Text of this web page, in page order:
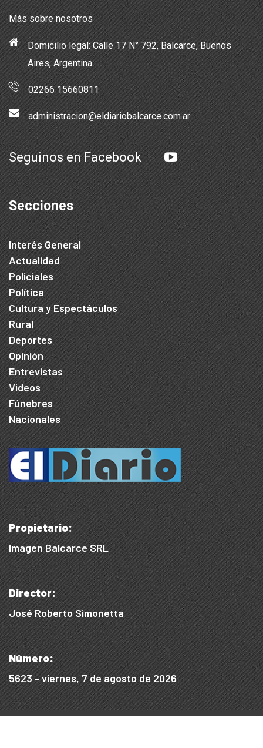
Más sobre nosotros
Domicilio legal: Calle 17 N° 792, Balcarce, Buenos
Aires, Argentina
02266 15660811
administracion@eldiariobalcarce.com.ar
Seguinos en Facebook
Secciones
Interés General
Actualidad
Policiales
Política
Cultura y Espectáculos
Rural
Deportes
Opinión
Entrevistas
Videos
Fúnebres
Nacionales
Propietario:
Imagen Balcarce SRL
Director:
José Roberto Simonetta
Número:
5623 - viernes, 7 de agosto de 2026